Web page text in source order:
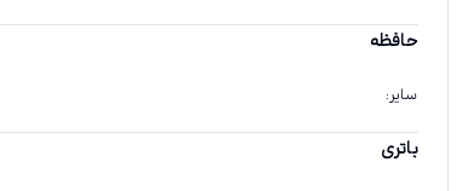
حافظه
سایر:
باتری